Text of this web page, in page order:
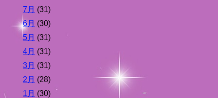
7月 (31)
6月 (30)
5月 (31)
4月 (31)
3月 (31)
2月 (28)
1月 (30)